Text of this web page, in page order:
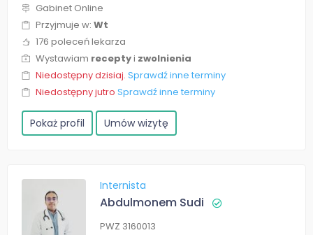
Gabinet Online
Przyjmuje w: Wt
176 poleceń lekarza
Wystawiam receptyi zwolnienia
Niedostępny dzisiaj. Sprawdź inne terminy
Niedostępny jutro Sprawdź inne terminy
Pokaż profil Umów wizytę
Internista
Abdulmonem Sudi
PWZ 3160013